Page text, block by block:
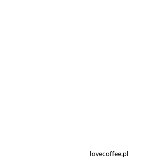
lovecoffee.pl